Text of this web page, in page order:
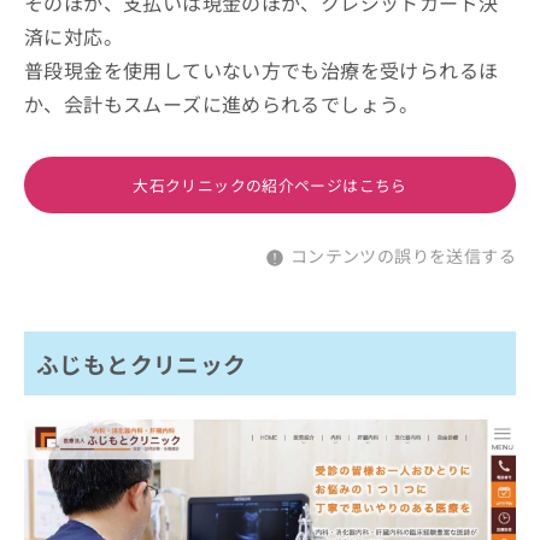
済に対応。
普段現金を使用していない方でも治療を受けられるほ
か、会計もスムーズに進められるでしょう。
大石クリニックの紹介ページはこちら
コンテンツの誤りを送信する
ふじもとクリニック